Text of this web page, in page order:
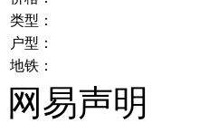
类型：
户型：
地铁：
网易声明